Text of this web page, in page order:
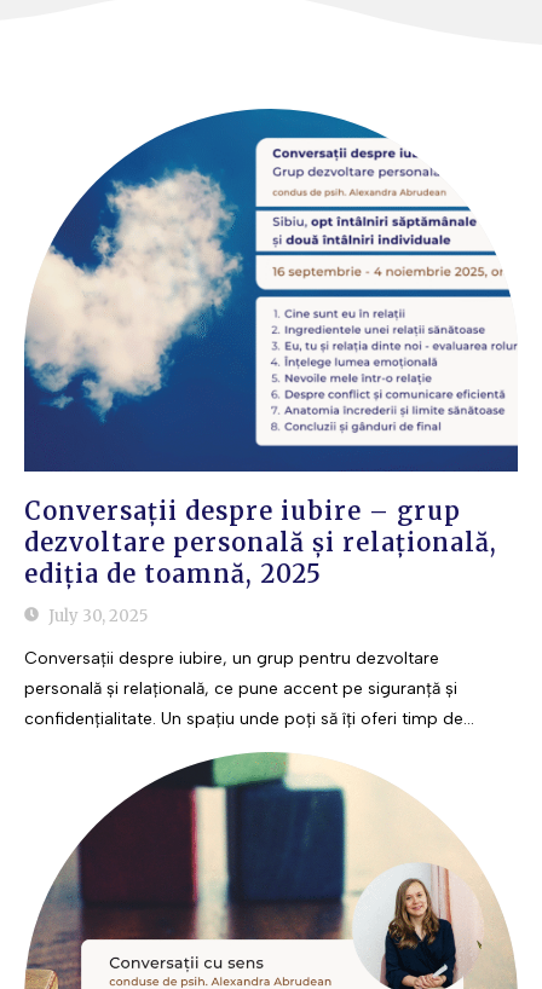
Conversații despre iubire – grup
dezvoltare personală și relațională,
ediția de toamnă, 2025
July 30, 2025
Conversații despre iubire, un grup pentru dezvoltare
personală și relațională, ce pune accent pe siguranță și
confidențialitate. Un spațiu unde poți să îți oferi timp de...